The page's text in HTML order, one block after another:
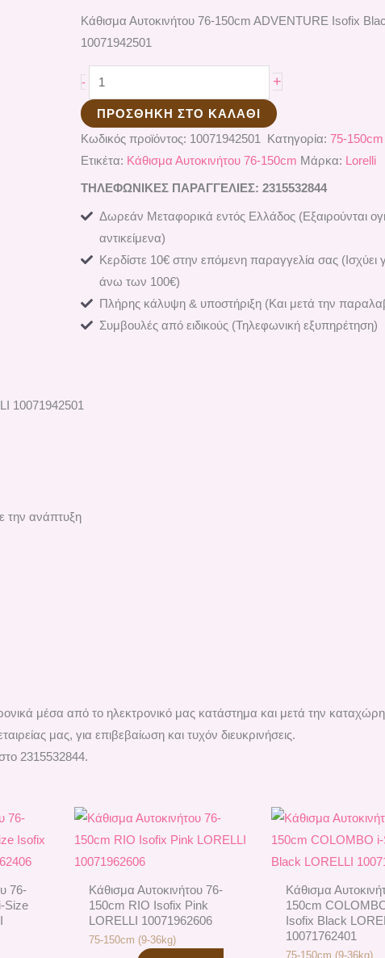
Kάθισμα Αυτοκινήτου 76-150cm ADVENTURE Isofix
10071942501
- +
ΠΡΟΣΘΉΚΗ ΣΤΟ ΚΑΛΆΘΙ
Κωδικός προϊόντος: 10071942501 Κατηγορία: 75-
Ετικέτα: Kάθισμα Αυτοκινήτου 76-150cm Μάρκα: Lorelli
ΤΗΛΕΦΩΝΙΚΕΣ ΠΑΡΑΓΓΕΛΙΕΣ: 2315532844
Δωρεάν Μεταφορικά εντός Ελλάδος (Εξαιρούνται
αντικείμενα)
Κερδίστε 10€ στην επόμενη παραγγελία σας (Ισχύει
άνω των 100€)
Πλήρης κάλυψη & υποστήριξη (Και μετά την
Συμβουλές από ειδικούς (Τηλεφωνική εξυπηρέτηση)
10071942501
την ανάπτυξη
μέσα από το ηλεκτρονικό μας κατάστημα και μετά την
μας, για επιβεβαίωση και τυχόν διευκρινήσεις.
2315532844.
76-
Size
Kάθισμα Αυτοκινήτου 76-
150cm RIO Isofix Pink
LORELLI 10071962606
75-150cm (9-36kg)
Kάθισμα
150cm
Isofix Black
10071762401
75-150cm (9-36kg)